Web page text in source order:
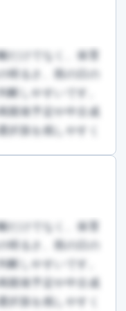
だけでなく、保育
明るさ、雨の日の
しやすいです。
開発予定や中古成
肢を残しやすく
だけでなく、保育
明るさ、雨の日の
しやすいです。
開発予定や中古成
肢を残しやすく